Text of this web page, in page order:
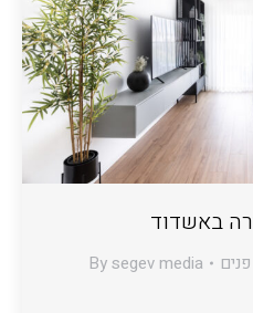
באשדוד
Bysegev media